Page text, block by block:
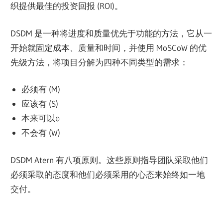
织提供最佳的投资回报 (ROI)。
DSDM 是一种将进度和质量优先于功能的方法，它从一
开始就固定成本、质量和时间，并使用 MoSCoW 的优
先级方法，将项目分解为四种不同类型的需求：
必须有 (M)
应该有 (S)
本来可以©
不会有 (W)
DSDM Atern 有八项原则。这些原则指导团队采取他们
必须采取的态度和他们必须采用的心态来始终如一地
交付。